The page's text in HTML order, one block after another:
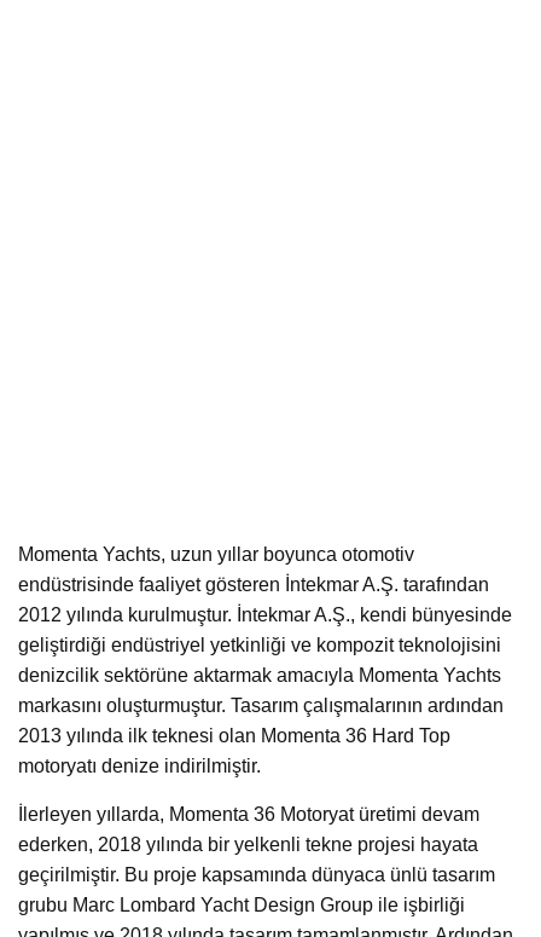
Momenta Yachts, uzun yıllar boyunca otomotiv
endüstrisinde faaliyet gösteren İntekmar A.Ş. tarafından
2012 yılında kurulmuştur. İntekmar A.Ş., kendi bünyesinde
geliştirdiği endüstriyel yetkinliği ve kompozit teknolojisini
denizcilik sektörüne aktarmak amacıyla Momenta Yachts
markasını oluşturmuştur. Tasarım çalışmalarının ardından
2013 yılında ilk teknesi olan Momenta 36 Hard Top
motoryatı denize indirilmiştir.
İlerleyen yıllarda, Momenta 36 Motoryat üretimi devam
ederken, 2018 yılında bir yelkenli tekne projesi hayata
geçirilmiştir. Bu proje kapsamında dünyaca ünlü tasarım
grubu Marc Lombard Yacht Design Group ile işbirliği